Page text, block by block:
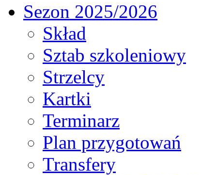
Sezon 2025/2026
Skład
Sztab szkoleniowy
Strzelcy
Kartki
Terminarz
Plan przygotowań
Transfery